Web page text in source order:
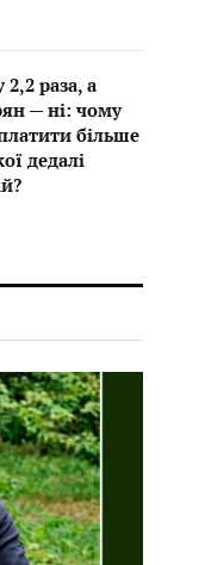
раза, а
— ні: чому
більше
дедалі